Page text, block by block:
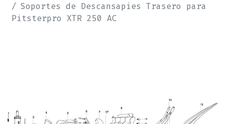
Soportes de Descansapies Trasero para
Pitsterpro XTR 250 AC